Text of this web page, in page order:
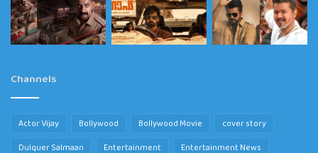
Channels
Actor Vijay Bollywood Bollywood Movie
cover story
Dulquer Salmaan
Entertainment Entertainment News